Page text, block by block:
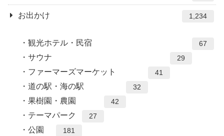
お出かけ 1,234
観光ホテル・民宿 67
サウナ 29
ファーマーズマーケット 41
道の駅・海の駅 32
果樹園・農園 42
テーマパーク 27
公園 181